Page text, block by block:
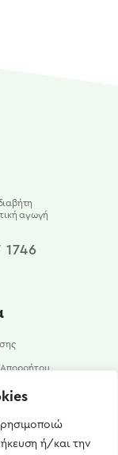
ή/και την
αγωγή
1746
Απορρήτου